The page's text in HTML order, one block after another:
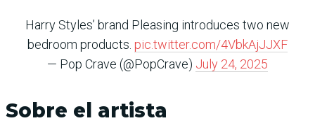
Harry Styles’ brand Pleasing introduces two new
bedroom products. pic.twitter.com/4VbkAjJJXF
— Pop Crave (@PopCrave) July 24, 2025
Sobre el artista